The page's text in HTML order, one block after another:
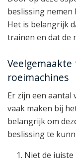
beslissing nemen
Het is belangrijk
trainen en dat de
roeimachines
Er zijn een aantal
vaak maken bij
belangrijk om
beslissing te
Niet de